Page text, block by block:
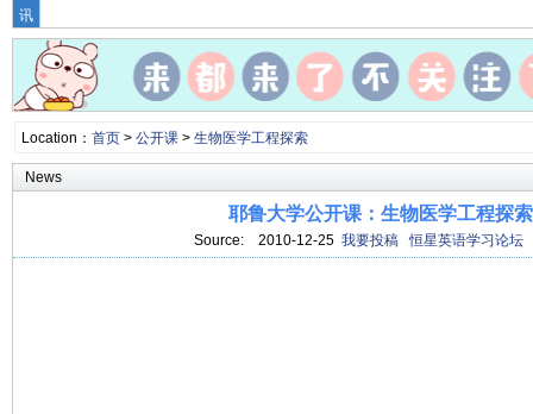
讯
Location： 首页> 公开课> 生物医学工程探索
News
耶鲁大学公开课：生物医学工程探
Source: 2010-12-25 我要投稿 恒星英语学习论坛